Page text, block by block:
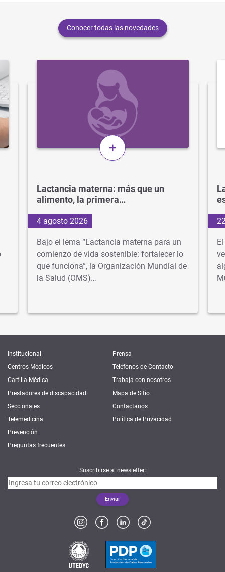
Conocer todas las novedades
+
Lactancia materna: más que un
alimento, la primera…
4 agosto 2026
Bajo el lema “Lactancia materna para un
comienzo de vida sostenible: fortalecer lo
que funciona”, la Organización Mundial de
la Salud (OMS)…
Institucional
Centros Médicos
Cartilla Médica
Prestadores de discapacidad
Seccionales
Telemedicina
Prevención
Preguntas frecuentes
Prensa
Teléfonos de Contacto
Trabajá con nosotros
Mapa de Sitio
Contactanos
Política de Privacidad
Suscribirse al newsletter: